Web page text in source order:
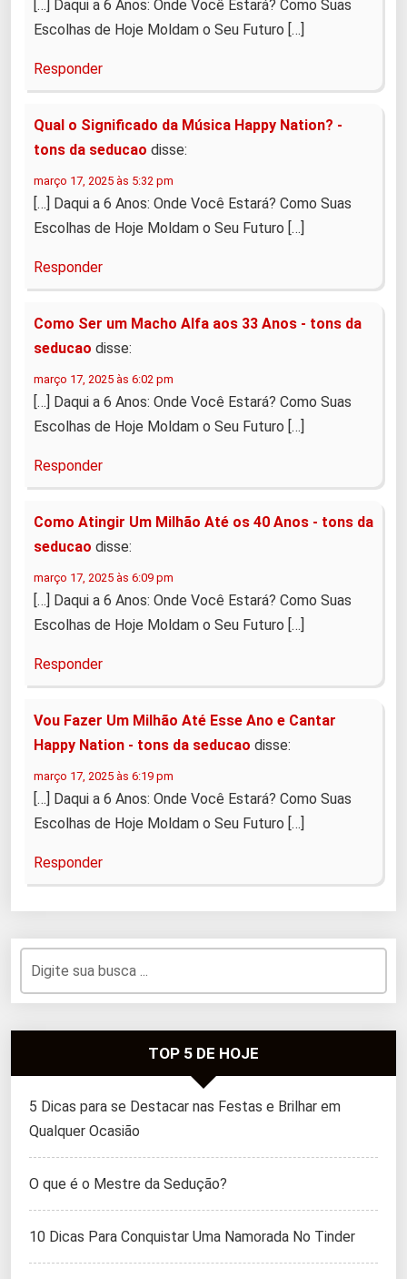
[…] Daqui a 6 Anos: Onde Você Estará? Como Suas
Escolhas de Hoje Moldam o Seu Futuro […]
Responder
Qual o Significado da Música Happy Nation? -
tons da seducao disse:
março 17, 2025 às 5:32 pm
[…] Daqui a 6 Anos: Onde Você Estará? Como Suas
Escolhas de Hoje Moldam o Seu Futuro […]
Responder
Como Ser um Macho Alfa aos 33 Anos - tons da
seducao disse:
março 17, 2025 às 6:02 pm
[…] Daqui a 6 Anos: Onde Você Estará? Como Suas
Escolhas de Hoje Moldam o Seu Futuro […]
Responder
Como Atingir Um Milhão Até os 40 Anos - tons da
seducao disse:
março 17, 2025 às 6:09 pm
[…] Daqui a 6 Anos: Onde Você Estará? Como Suas
Escolhas de Hoje Moldam o Seu Futuro […]
Responder
Vou Fazer Um Milhão Até Esse Ano e Cantar
Happy Nation - tons da seducao disse:
março 17, 2025 às 6:19 pm
[…] Daqui a 6 Anos: Onde Você Estará? Como Suas
Escolhas de Hoje Moldam o Seu Futuro […]
Responder
TOP 5 DE HOJE
5 Dicas para se Destacar nas Festas e Brilhar em
Qualquer Ocasião
O que é o Mestre da Sedução?
10 Dicas Para Conquistar Uma Namorada No Tinder